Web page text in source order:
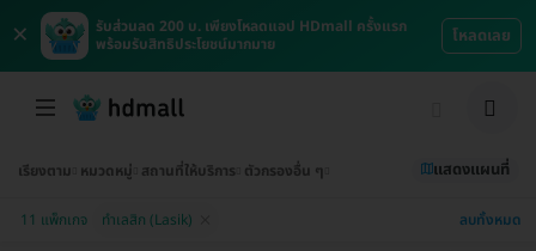
×
รับส่วนลด 200 บ. เพียงโหลดแอป HDmall ครั้งแรก
พร้อมรับสิทธิประโยชน์มากมาย
โหลดเลย
เรียงตาม หมวดหมู่ สถานที่ให้บริการ ตัวกรองอื่น ๆ แสดงแผนที่
11 แพ็กเกจ ทำเลสิก (Lasik) ลบทั้งหมด